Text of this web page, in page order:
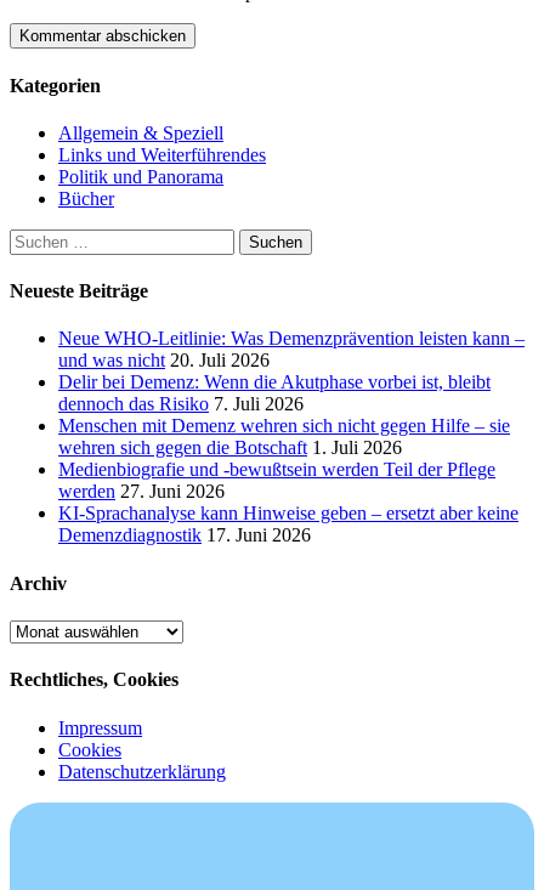
Kategorien
Allgemein & Speziell
Links und Weiterführendes
Politik und Panorama
Bücher
Suchen
nach:
Neueste Beiträge
Neue WHO-Leitlinie: Was Demenzprävention leisten kann –
und was nicht 20. Juli 2026
Delir bei Demenz: Wenn die Akutphase vorbei ist, bleibt
dennoch das Risiko 7. Juli 2026
Menschen mit Demenz wehren sich nicht gegen Hilfe – sie
wehren sich gegen die Botschaft 1. Juli 2026
Medienbiografie und -bewußtsein werden Teil der Pflege
werden 27. Juni 2026
KI-Sprachanalyse kann Hinweise geben – ersetzt aber keine
Demenzdiagnostik 17. Juni 2026
Archiv
Archiv
Rechtliches, Cookies
Impressum
Cookies
Datenschutzerklärung